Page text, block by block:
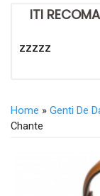
ITI
zzzzz
Home » Genti De
Chante